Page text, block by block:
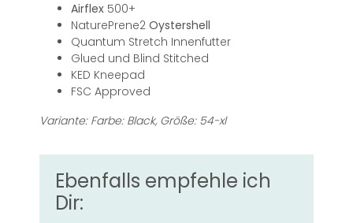
Airflex 500+
NaturePrene2 Oystershell
Quantum Stretch Innenfutter
Glued und Blind Stitched
KED Kneepad
FSC Approved
Variante: Farbe: Black, Größe: 54-xl
Ebenfalls empfehle ich
Dir: